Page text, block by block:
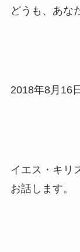
どうも、あな
2018年8月16
イエス・キリ
お話します。